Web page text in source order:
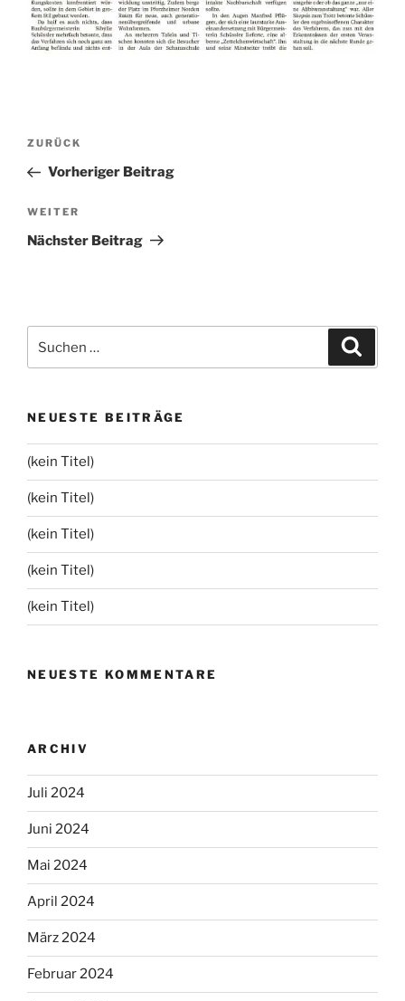
Beitragsnavigation
Vorheriger
Beitrag
ZURÜCK
Vorheriger Beitrag
Nächster
Beitrag
WEITER
Nächster Beitrag
nach:
NEUESTE BEITRÄGE
(kein Titel)
(kein Titel)
(kein Titel)
(kein Titel)
(kein Titel)
NEUESTE KOMMENTARE
ARCHIV
Juli 2024
Juni 2024
Mai 2024
April 2024
März 2024
Februar 2024